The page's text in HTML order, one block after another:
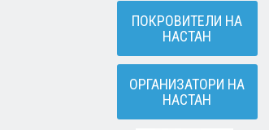
ПОКРОВИТЕЛИ НА
НАСТАН
ОРГАНИЗАТОРИ НА
НАСТАН